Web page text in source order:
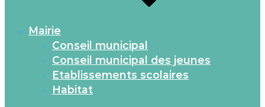
Mairie
Conseil municipal
Conseil municipal des jeunes
Etablissements scolaires
Habitat